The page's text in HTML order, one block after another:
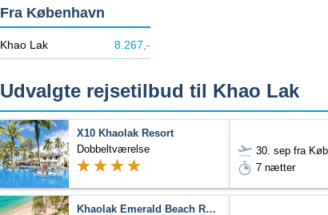
Fra København
Khao Lak 8.267,-
Udvalgte rejsetilbud til Khao Lak
X10 Khaolak Resort
Dobbeltværelse
30. sep fra
7 nætter
Khaolak Emerald Beach Resort